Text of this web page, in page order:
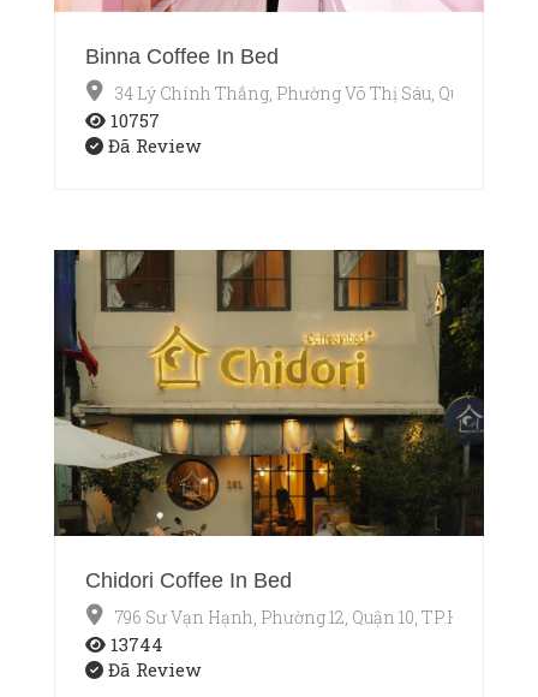
Binna Coffee In Bed
34 Lý Chính Thắng, Phường Võ Thị Sáu, Quận 3, Hồ
10757
Đã Review
Chidori Coffee In Bed
796 Sư Vạn Hạnh, Phường 12, Quận 10, TP.HCM
13744
Đã Review